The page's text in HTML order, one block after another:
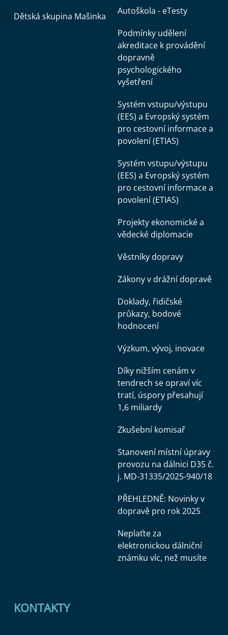
Dětská skupina Mašinka
Autoškola - eTesty
Podmínky udělení
akreditace k provádění
dopravně
psychologického
vyšetření
Systém vstupu/výstupu
(EES) a Evropský systém
pro cestovní informace a
povolení (ETIAS)
Systém vstupu/výstupu
(EES) a Evropský systém
pro cestovní informace a
povolení (ETIAS)
Projekty ekonomické a
vědecké diplomacie
Věstníky dopravy
Zákony v drážní dopravě
Doklady, řidičské
průkazy, bodové
hodnocení
Výzkum, vývoj, inovace
Díky nižším cenám v
tendrech se opraví víc
tratí, úspory přesahují
1,6 miliardy
Zkušební komisař
Stanovení místní úpravy
provozu na dálnici D35 č.
j. MD-31335/2025-940/18
PŘEHLEDNĚ: Novinky v
dopravě pro rok 2025
Neplaťte za
elektronickou dálniční
známku víc, než musíte
KONTAKTY